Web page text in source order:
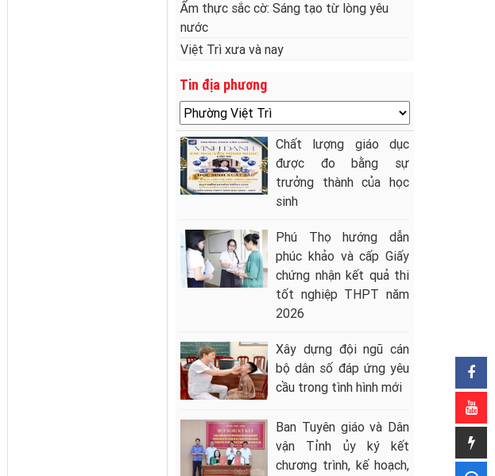
Ẩm thực sắc cờ: Sáng tạo từ lòng yêu
nước
Việt Trì xưa và nay
Tin địa phương
Chất lượng giáo dục
được đo bằng sự
trưởng thành của học
sinh
Phú Thọ hướng dẫn
phúc khảo và cấp Giấy
chứng nhận kết quả thi
tốt nghiệp THPT năm
2026
Xây dựng đội ngũ cán
bộ dân số đáp ứng yêu
cầu trong tình hình mới
Ban Tuyên giáo và Dân
vận Tỉnh ủy ký kết
chương trình, kế hoạch,